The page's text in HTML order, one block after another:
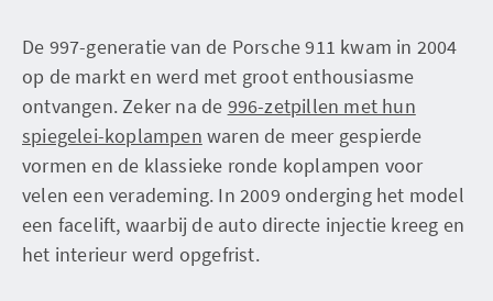
De 997-generatie van de Porsche 911 kwam in 2004
op de markt en werd met groot enthousiasme
ontvangen. Zeker na de 996-zetpillen met hun
spiegelei-koplampen waren de meer gespierde
vormen en de klassieke ronde koplampen voor
velen een verademing. In 2009 onderging het model
een facelift, waarbij de auto directe injectie kreeg en
het interieur werd opgefrist.